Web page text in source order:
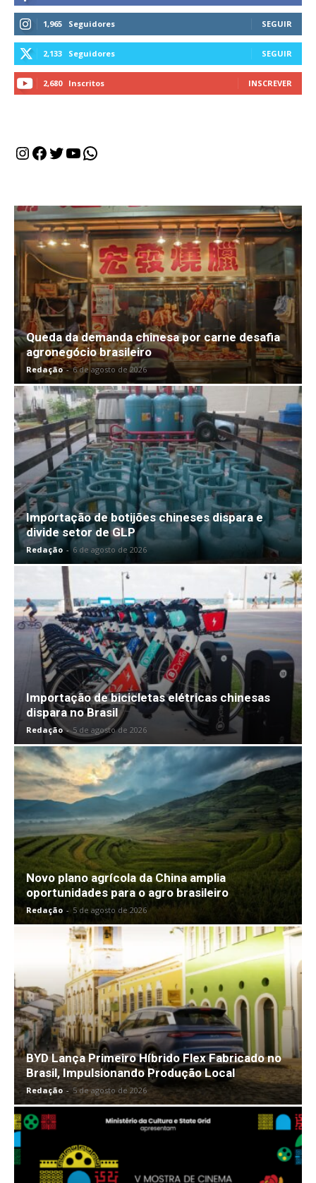
1,965 Seguidores SEGUIR
2,133 Seguidores SEGUIR
2,680 Inscritos INSCREVER
Instagram
Facebook
Twitter
Youtube
WhatsApp
Queda da demanda chinesa por carne desafia
agronegócio brasileiro
Redação - 6 de agosto de 2026
Importação de botijões chineses dispara e
divide setor de GLP
Redação - 6 de agosto de 2026
Importação de bicicletas elétricas chinesas
dispara no Brasil
Redação - 5 de agosto de 2026
Novo plano agrícola da China amplia
oportunidades para o agro brasileiro
Redação - 5 de agosto de 2026
BYD Lança Primeiro Híbrido Flex Fabricado no
Brasil, Impulsionando Produção Local
Redação - 5 de agosto de 2026